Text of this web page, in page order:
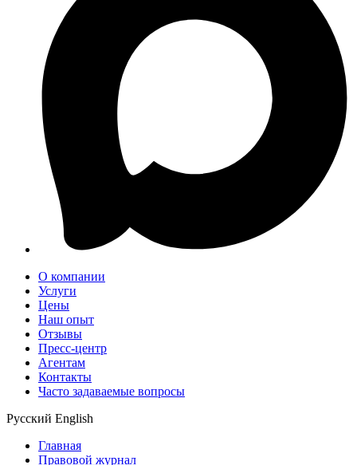
О компании
Услуги
Цены
Наш опыт
Отзывы
Пресс-центр
Агентам
Контакты
Часто задаваемые вопросы
Русский English
Главная
Правовой журнал